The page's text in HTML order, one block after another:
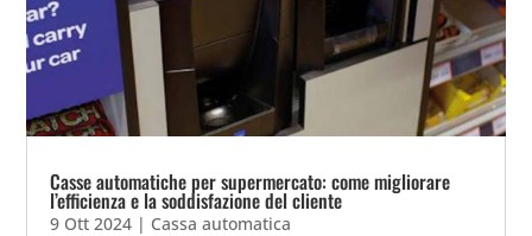
Casse automatiche per supermercato: come migliorare
l’efficienza e la soddisfazione del cliente
9 Ott 2024 | Cassa automatica